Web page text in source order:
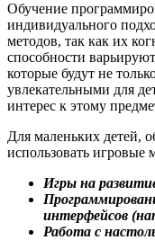
Обучение
индивидуального
методов, так как их
способности
которые будут не
увлекательными для
интерес к этому
Для маленьких детей,
использовать игровые
Игры на
интерфейсов
Работа с